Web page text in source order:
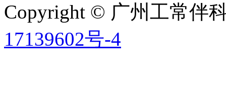
Copyright © 广州工常伴
17139602号-4